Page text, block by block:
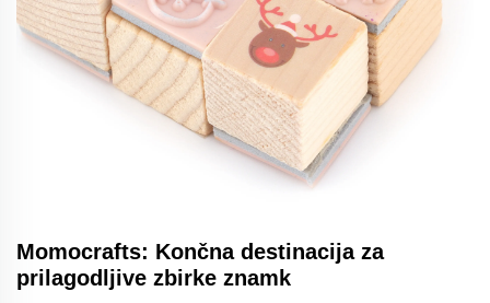
Momocrafts: Končna destinacija za
prilagodljive zbirke znamk